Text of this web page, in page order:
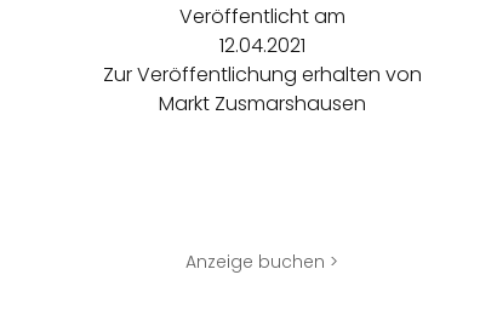
Veröffentlicht am
12.04.2021
Zur Veröffentlichung erhalten von
Markt Zusmarshausen
Anzeige buchen >